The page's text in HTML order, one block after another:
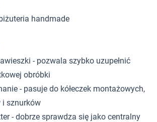
handmade
- pozwala szybko uzupełnić
obróbki
- pasuje do kółeczek montażowych,
i sznurków
- dobrze sprawdza się jako centralny